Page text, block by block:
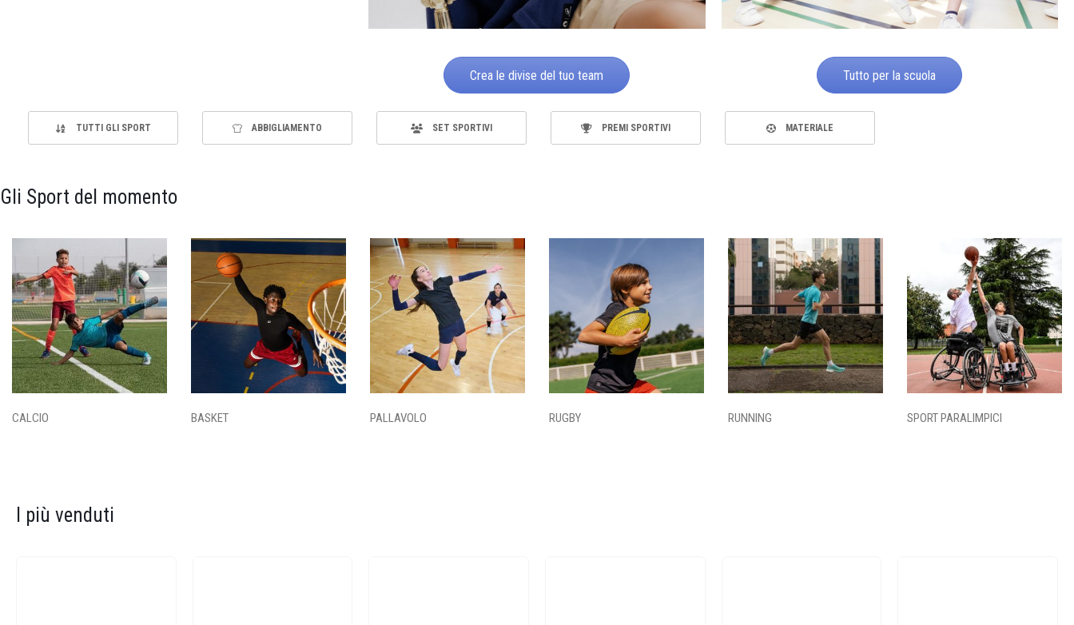
Crea le divise del tuo team Tutto per la scuola
TUTTI GLI SPORT ABBIGLIAMENTO SET SPORTIVI PREMI SPORTIVI MATERIALE
Gli Sport del momento
CALCIO BASKET PALLAVOLO RUGBY RUNNING SPORT PARALIMPICI
I più venduti